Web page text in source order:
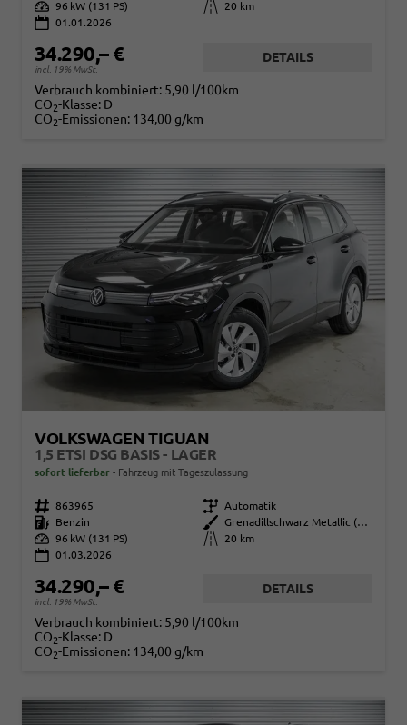
Leistung 96 kW (131 PS) Kilometerstand
20 km
01.01.2026
34.290,– €
incl. 19% MwSt.
DETAILS
Verbrauch kombiniert: 5,90 l/100km
CO2-Klasse: D
CO2-Emissionen: 134,00 g/km
VOLKSWAGEN TIGUAN
1,5 ETSI DSG BASIS - LAGER
sofort lieferbar Fahrzeug mit Tageszulassung
Fahrzeugnr. 863965 Getriebe Automatik
Kraftstoff
Benzin Außenfarbe
Grenadillschwarz Metallic (0E)
Leistung 96 kW (131 PS) Kilometerstand
20 km
01.03.2026
34.290,– €
incl. 19% MwSt.
DETAILS
Verbrauch kombiniert: 5,90 l/100km
CO2-Klasse: D
CO2-Emissionen: 134,00 g/km